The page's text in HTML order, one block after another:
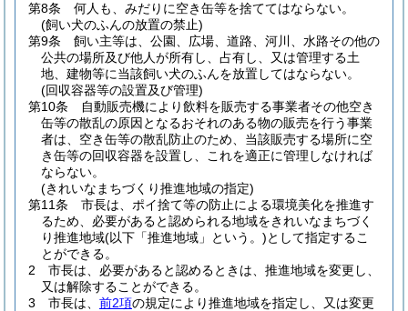
第8条
何人も、みだりに空き缶等を捨ててはならない。
(飼い犬のふんの放置の禁止)
第9条
飼い主等は、公園、広場、道路、河川、水路その他の
公共の場所及び他人が所有し、占有し、又は管理する土
地、建物等に当該飼い犬のふんを放置してはならない。
(回収容器等の設置及び管理)
第10条
自動販売機により飲料を販売する事業者その他空き
缶等の散乱の原因となるおそれのある物の販売を行う事業
者は、空き缶等の散乱防止のため、当該販売する場所に空
き缶等の回収容器を設置し、これを適正に管理しなければ
ならない。
(きれいなまちづくり推進地域の指定)
第11条
市長は、ポイ捨て等の防止による環境美化を推進す
るため、必要があると認められる地域をきれいなまちづく
り推進地域(以下「推進地域」という。)として指定するこ
とができる。
2
市長は、必要があると認めるときは、推進地域を変更し、
又は解除することができる。
3
市長は、 前2項の規定により推進地域を指定し、又は変更